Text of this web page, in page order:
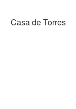
Casa de Torres